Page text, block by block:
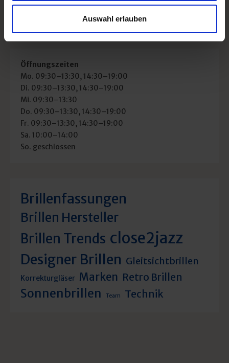
Auswahl erlauben
Fon: 069-619655
info@colibri-frankfurt.de
Öffnungszeiten
Mo. 09:30–13:30, 14:30–19:00
Di. 09:30–13:30, 14:30–19:00
Mi. 09:30–13:30
Do. 09:30–13:30, 14:30–19:00
Fr. 09:30–13:30, 14:30–19:00
Sa. 10:00–14:00
So. geschlossen
Brillenfassungen
Brillen Hersteller
Brillen Trends close2jazz
Designer Brillen Gleitsichtbrillen
Korrekturgläser Marken Retro Brillen
Sonnenbrillen Team Technik